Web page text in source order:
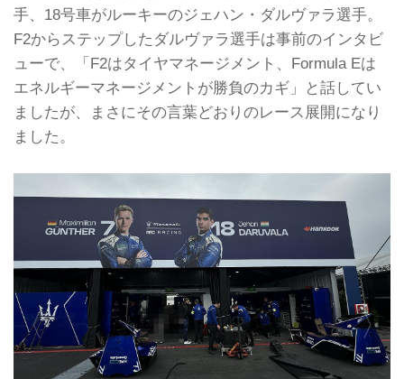
手、18号車がルーキーのジェハン・ダルヴァラ選手。
F2からステップしたダルヴァラ選手は事前のインタビ
ューで、「F2はタイヤマネージメント、Formula Eは
エネルギーマネージメントが勝負のカギ」と話してい
ましたが、まさにその言葉どおりのレース展開になり
ました。